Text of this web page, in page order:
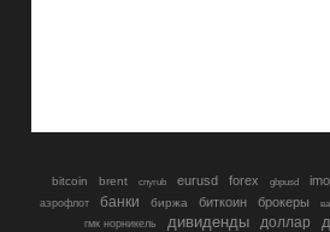
bitcoin brent cnyrub eurusd forex gbpusd
аэрофлот банки биржа биткоин брокеры
гмк норникель
дивиденды доллар